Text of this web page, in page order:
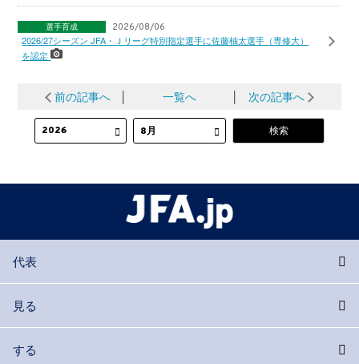
選手育成 2026/08/06
2026/27シーズン JFA・Ｊリーグ特別指定選手に佐藤柚太選手（専修大）
を認定
前の記事へ 一覧へ 次の記事へ
代表
見る
する